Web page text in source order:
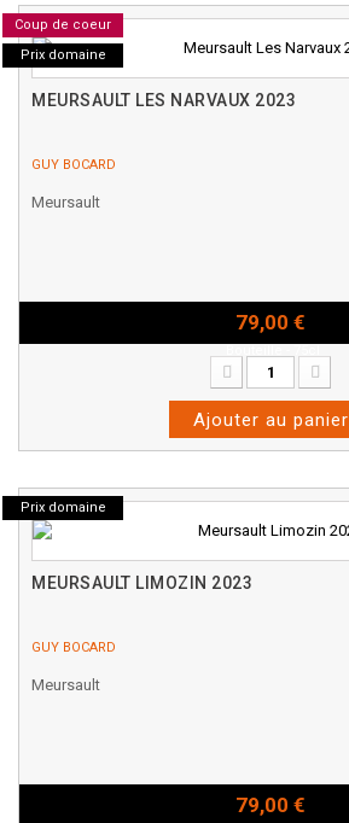
Coup de coeur
Prix domaine
MEURSAULT LES NARVAUX 2023
GUY BOCARD
Meursault
79,00 €
Ajouter au panier
Prix domaine
MEURSAULT LIMOZIN 2023
GUY BOCARD
Meursault
79,00 €